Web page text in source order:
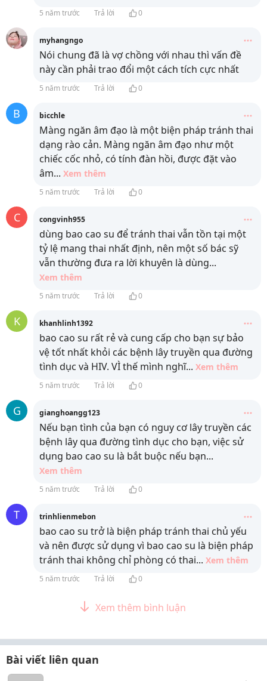
5 năm trước Trả lời 0
myhangngo
Nói chung đã là vợ chồng với nhau thì vấn đề
này cần phải trao đổi một cách tích cực nhất
5 năm trước Trả lời 0
B bicchle
Màng ngăn âm đạo là một biện pháp tránh thai
dạng rào cản. Màng ngăn âm đạo như một
chiếc cốc nhỏ, có tính đàn hồi, được đặt vào
âm... Xem thêm
5 năm trước Trả lời 0
C congvinh955
dùng bao cao su để tránh thai vẫn tồn tại một
tỷ lệ mang thai nhất định, nên một số bác sỹ
vẫn thường đưa ra lời khuyên là dùng...
Xem thêm
5 năm trước Trả lời 0
K khanhlinh1392
bao cao su rất rẻ và cung cấp cho bạn sự bảo
vệ tốt nhất khỏi các bệnh lây truyền qua đường
tình dục và HIV. VÌ thế mình nghĩ... Xem thêm
5 năm trước Trả lời 0
G gianghoangg123
Nếu bạn tình của bạn có nguy cơ lây truyền các
bệnh lây qua đường tình dục cho bạn, việc sử
dụng bao cao su là bắt buộc nếu bạn...
Xem thêm
5 năm trước Trả lời 0
T trinhlienmebon
bao cao su trở là biện pháp tránh thai chủ yếu
và nên được sử dụng vì bao cao su là biện pháp
tránh thai không chỉ phòng có thai... Xem thêm
5 năm trước Trả lời 0
Xem thêm bình luận
Bài viết liên quan